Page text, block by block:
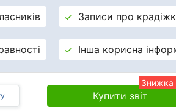
Записи про
Інша корисна
Знижка
Купити звіт